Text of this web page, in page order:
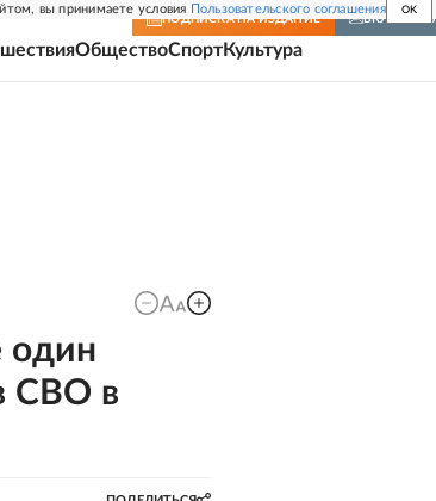
вы принимаете условия Пользовательского соглашения OK
ПОДПИСКА НА ИЗДАНИЕ ВКЛЮЧИТЬ
ОбществоСпортКультура
один
СВО в